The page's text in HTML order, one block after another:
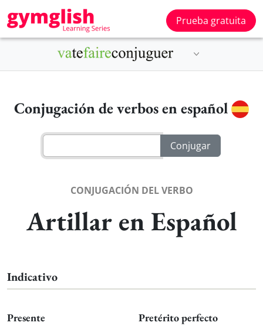
Prueba gratuita
Conjugación de verbos en español
CONJUGACIÓN DEL VERBO
Artillar en Español
Indicativo
Presente Pretérito perfecto